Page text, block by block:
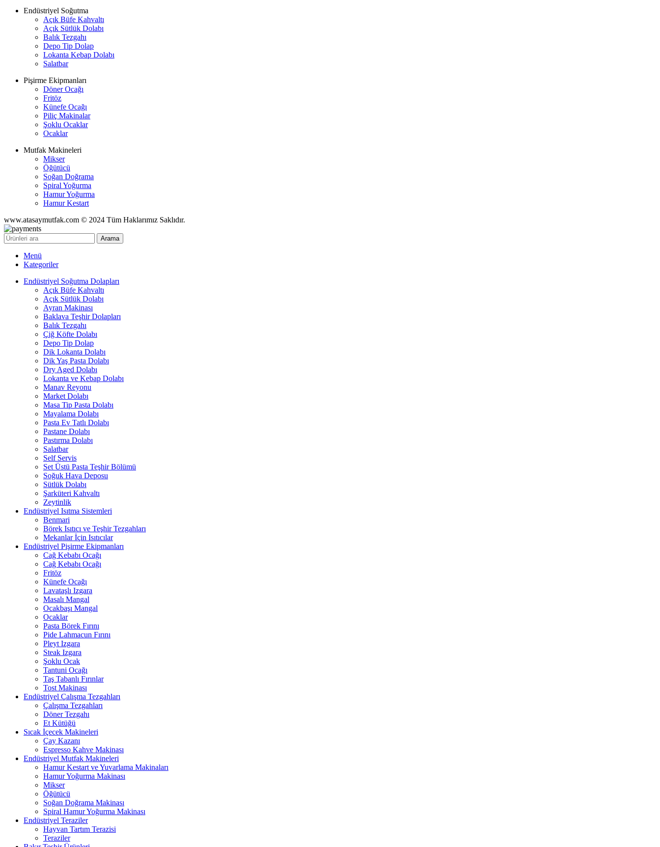
Endüstriyel Soğutma
Açık Büfe Kahvaltı
Açık Sütlük Dolabı
Balık Tezgahı
Depo Tip Dolap
Lokanta Kebap Dolabı
Salatbar
Pişirme Ekipmanları
Döner Ocağı
Fritöz
Künefe Ocağı
Piliç Makinalar
Şoklu Ocaklar
Ocaklar
Mutfak Makineleri
Mikser
Öğütücü
Soğan Doğrama
Spiral Yoğurma
Hamur Yoğurma
Hamur Kestart
www.atasaymutfak.com © 2024 Tüm Haklarımız Saklıdır.
Arama
Menü
Kategoriler
Endüstriyel Soğutma Dolapları
Açık Büfe Kahvaltı
Açık Sütlük Dolabı
Ayran Makinası
Baklava Teşhir Dolapları
Balık Tezgahı
Çiğ Köfte Dolabı
Depo Tip Dolap
Dik Lokanta Dolabı
Dik Yaş Pasta Dolabı
Dry Aged Dolabı
Lokanta ve Kebap Dolabı
Manav Reyonu
Market Dolabı
Masa Tip Pasta Dolabı
Mayalama Dolabı
Pasta Ev Tatlı Dolabı
Pastane Dolabı
Pastırma Dolabı
Salatbar
Self Servis
Set Üstü Pasta Teşhir Bölümü
Soğuk Hava Deposu
Sütlük Dolabı
Şarküteri Kahvaltı
Zeytinlik
Endüstriyel Isıtma Sistemleri
Benmari
Börek Isıtıcı ve Teşhir Tezgahları
Mekanlar İçin Isıtıcılar
Endüstriyel Pişirme Ekipmanları
Cağ Kebabı Ocağı
Cağ Kebabı Ocağı
Fritöz
Künefe Ocağı
Lavataşlı Izgara
Masalı Mangal
Ocakbaşı Mangal
Ocaklar
Pasta Börek Fırını
Pide Lahmacun Fırını
Pleyt Izgara
Steak Izgara
Şoklu Ocak
Tantuni Ocağı
Taş Tabanlı Fırınlar
Tost Makinası
Endüstriyel Çalışma Tezgahları
Çalışma Tezgahları
Döner Tezgahı
Et Kütüğü
Sıcak İçecek Makineleri
Çay Kazanı
Espresso Kahve Makinası
Endüstriyel Mutfak Makineleri
Hamur Kestart ve Yuvarlama Makinaları
Hamur Yoğurma Makinası
Mikser
Öğütücü
Soğan Doğrama Makinası
Spiral Hamur Yoğurma Makinası
Endüstriyel Teraziler
Hayvan Tartım Terazisi
Teraziler